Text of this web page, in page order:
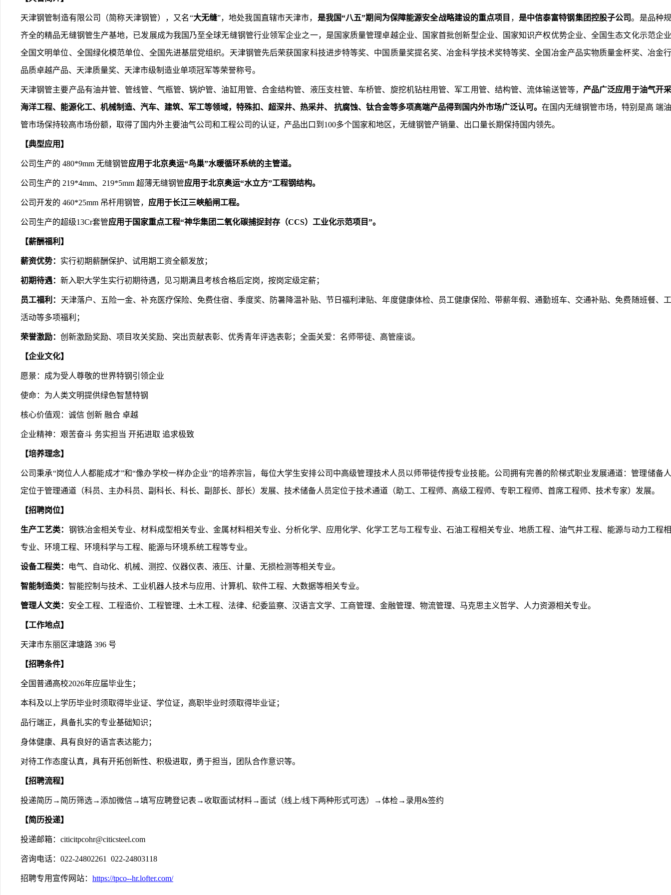
天津钢管制造有限公司（简称天津钢管），又名“大无缝”，地处我国直辖市天津市， 是我国“八五”期间为保障能源安全战略建设的重点项目 ， 是中信泰富特钢集团控股子公司。是品种
齐全的精品无缝钢管生产基地，已发展成为我国乃至全球无缝钢管行业领军企业之一，是国家质量管理卓越企业、国家首批创新型企业、国家知识产权优势企业、全国生态文化示范企
全国文明单位、全国绿化模范单位、全国先进基层党组织。天津钢管先后荣获国家科技进步特等奖、中国质量奖提名奖、冶金科学技术奖特等奖、全国冶金产品实物质量金杯奖、冶金
品质卓越产品、天津质量奖、天津市级制造业单项冠军等荣誉称号。
天津钢管主要产品有油井管、管线管、气瓶管、锅炉管、油缸用管、合金结构管、液压支柱管、车桥管、旋挖机钻柱用管、军工用管、结构管、流体输送管等， 产品广泛应用于油气开
海洋工程、能源化工、机械制造、汽车、建筑、军工等领域，特殊扣、超深井、热采井、 抗腐蚀、钛合金等多项高端产品得到国内外市场广泛认可。 在国内无缝钢管市场，特别是高 端
管市场保持较高市场份额，取得了国内外主要油气公司和工程公司的认证，产品出口到100多个国家和地区，无缝钢管产销量、出口量长期保持国内领先。
【典型应用】
公司生产的 480*9mm 无缝钢管应用于北京奥运“鸟巢”水暖循环系统的主管道。
公司生产的 219*4mm、219*5mm 超薄无缝钢管应用于北京奥运“水立方”工程钢结构。
公司开发的 460*25mm 吊杆用钢管， 应用于长江三峡船闸工程。
公司生产的超级13Cr套管应用于国家重点工程“神华集团二氧化碳捕捉封存（CCS）工业化示范项目”。
【薪酬福利】
薪资优势： 实行初期薪酬保护、试用期工资全额发放；
初期待遇： 新入职大学生实行初期待遇，见习期满且考核合格后定岗，按岗定级定薪；
员工福利： 天津落户、五险一金、补充医疗保险、免费住宿、季度奖、防暑降温补贴、节日福利津贴、年度健康体检、员工健康保险、带薪年假、通勤班车、交通补贴、免费随班餐、
活动等多项福利；
荣誉激励： 创新激励奖励、项目攻关奖励、突出贡献表彰、优秀青年评选表彰；全面关爱：名师带徒、高管座谈。
【企业文化】
愿景：成为受人尊敬的世界特钢引领企业
使命：为人类文明提供绿色智慧特钢
核心价值观：诚信 创新 融合 卓越
企业精神：艰苦奋斗 务实担当 开拓进取 追求极致
【培养理念】
公司秉承“岗位人人都能成才”和“像办学校一样办企业”的培养宗旨，每位大学生安排公司中高级管理技术人员以师带徒传授专业技能。公司拥有完善的阶梯式职业发展通道：管理储备
定位于管理通道（科员、主办科员、副科长、科长、副部长、部长）发展、技术储备人员定位于技术通道（助工、工程师、高级工程师、专职工程师、首席工程师、技术专家）发展。
【招聘岗位】
生产工艺类： 钢铁冶金相关专业、材料成型相关专业、金属材料相关专业、分析化学、应用化学、化学工艺与工程专业、石油工程相关专业、地质工程、油气井工程、能源与动力工程
专业、环境工程、环境科学与工程、能源与环境系统工程等专业。
设备工程类： 电气、自动化、机械、测控、仪器仪表、液压、计量、无损检测等相关专业。
智能制造类： 智能控制与技术、工业机器人技术与应用、计算机、软件工程、大数据等相关专业。
管理人文类： 安全工程、工程造价、工程管理、土木工程、法律、纪委监察、汉语言文学、工商管理、金融管理、物流管理、马克思主义哲学、人力资源相关专业。
【工作地点】
天津市东丽区津塘路 396 号
【招聘条件】
全国普通高校2026年应届毕业生；
本科及以上学历毕业时须取得毕业证、学位证，高职毕业时须取得毕业证；
品行端正，具备扎实的专业基础知识；
身体健康、具有良好的语言表达能力；
对待工作态度认真，具有开拓创新性、积极进取，勇于担当，团队合作意识等。
【招聘流程】
投递简历→简历筛选→添加微信→填写应聘登记表→收取面试材料→面试（线上/线下两种形式可选）→体检→录用&签约
【简历投递】
投递邮箱：citicitpcohr@citicsteel.com
咨询电话：022-24802261  022-24803118
招聘专用宣传网站： https://tpco--hr.lofter.com/